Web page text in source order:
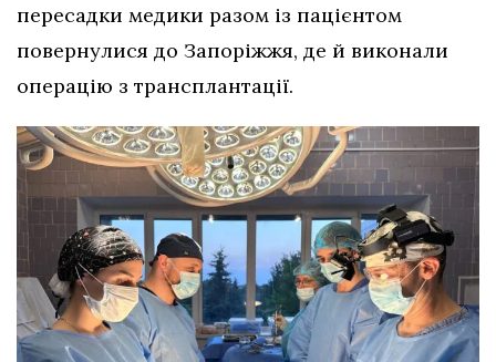
пересадки медики разом із пацієнтом
повернулися до Запоріжжя, де й виконали
операцію з трансплантації.